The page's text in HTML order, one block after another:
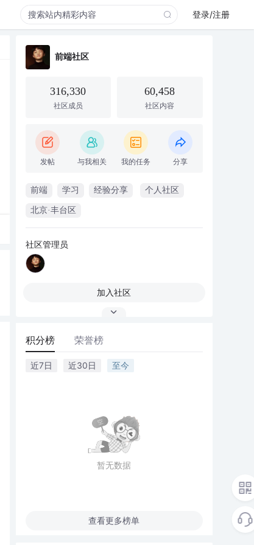
登录/注册
前端社区
316,330
社区成员
60,458
社区内容
发帖 与我相关 我的任务 分享
前端 学习 经验分享 个人社区
北京·丰台区
社区管理员
加入社区
积分榜 荣誉榜
近7日 近30日 至今
暂无数据
查看更多榜单